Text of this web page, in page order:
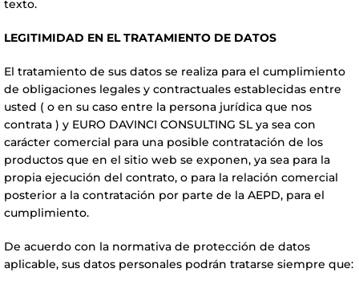
texto.
LEGITIMIDAD EN EL TRATAMIENTO DE DATOS
El tratamiento de sus datos se realiza para el cumplimiento
de obligaciones legales y contractuales establecidas entre
usted ( o en su caso entre la persona jurídica que nos
contrata ) y EURO DAVINCI CONSULTING SL ya sea con
carácter comercial para una posible contratación de los
productos que en el sitio web se exponen, ya sea para la
propia ejecución del contrato, o para la relación comercial
posterior a la contratación por parte de la AEPD, para el
cumplimiento.
De acuerdo con la normativa de protección de datos
aplicable, sus datos personales podrán tratarse siempre que: